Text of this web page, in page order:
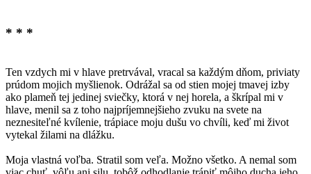
* * *
Ten vzdych mi v hlave pretrvával, vracal sa každým dňom, priviaty
prúdom mojich myšlienok. Odrážal sa od stien mojej tmavej izby
ako plameň tej jedinej sviečky, ktorá v nej horela, a škrípal mi v
hlave, menil sa z toho najpríjemnejšieho zvuku na svete na
neznesiteľné kvílenie, trápiace moju dušu vo chvíli, keď mi život
vytekal žilami na dlážku.
Moja vlastná voľba. Stratil som veľa. Možno všetko. A nemal som